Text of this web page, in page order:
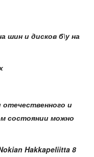
шин и дисков б\у на
и
состоянии можно
Hakkapeliitta 8